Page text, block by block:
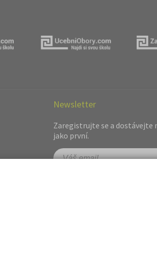
Newsletter
Zaregistrujte se a dostávejte
jako první.